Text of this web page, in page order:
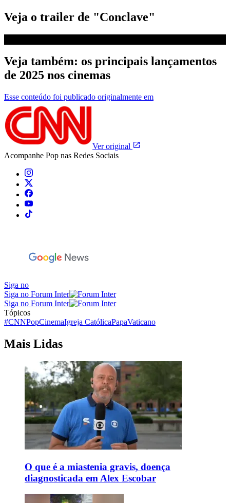
Veja o trailer de "Conclave"
Veja também: os principais lançamentos
de 2025 nos cinemas
Esse conteúdo foi publicado originalmente em
Ver original
Acompanhe Pop nas Redes Sociais
Siga no
Siga no Forum Inter
Siga no Forum Inter
Tópicos
#CNNPopCinemaIgreja CatólicaPapaVaticano
Mais Lidas
O que é a miastenia gravis, doença
diagnosticada em Alex Escobar